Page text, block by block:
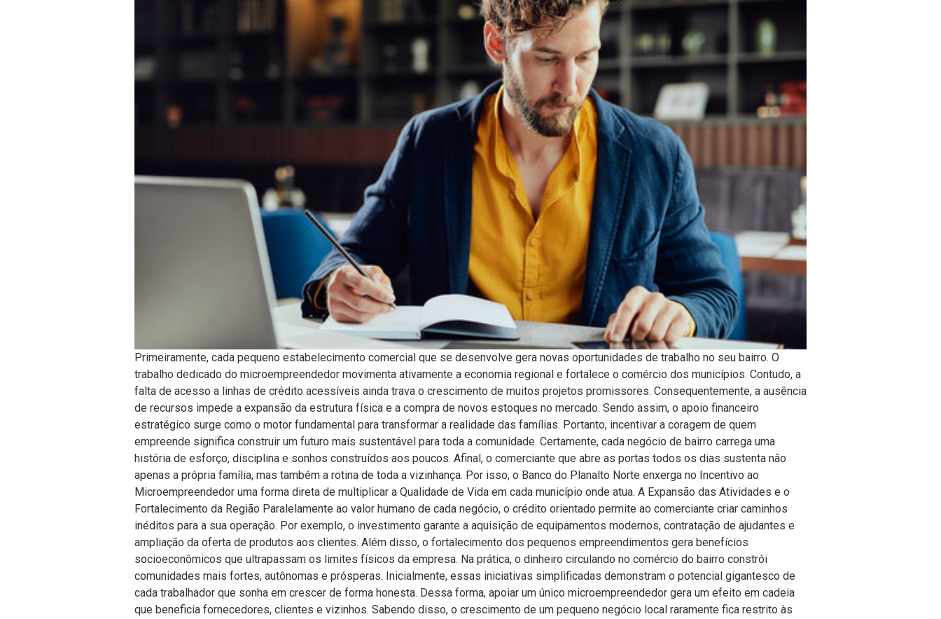
Primeiramente, cada pequeno estabelecimento comercial que se desenvolve gera novas oportunidades de trabalho no seu bairro. O
trabalho dedicado do microempreendedor movimenta ativamente a economia regional e fortalece o comércio dos municípios. Contudo, a
falta de acesso a linhas de crédito acessíveis ainda trava o crescimento de muitos projetos promissores. Consequentemente, a ausência
de recursos impede a expansão da estrutura física e a compra de novos estoques no mercado. Sendo assim, o apoio financeiro
estratégico surge como o motor fundamental para transformar a realidade das famílias. Portanto, incentivar a coragem de quem
empreende significa construir um futuro mais sustentável para toda a comunidade. Certamente, cada negócio de bairro carrega uma
história de esforço, disciplina e sonhos construídos aos poucos. Afinal, o comerciante que abre as portas todos os dias sustenta não
apenas a própria família, mas também a rotina de toda a vizinhança. Por isso, o Banco do Planalto Norte enxerga no Incentivo ao
Microempreendedor uma forma direta de multiplicar a Qualidade de Vida em cada município onde atua. A Expansão das Atividades e o
Fortalecimento da Região Paralelamente ao valor humano de cada negócio, o crédito orientado permite ao comerciante criar caminhos
inéditos para a sua operação. Por exemplo, o investimento garante a aquisição de equipamentos modernos, contratação de ajudantes e
ampliação da oferta de produtos aos clientes. Além disso, o fortalecimento dos pequenos empreendimentos gera benefícios
socioeconômicos que ultrapassam os limites físicos da empresa. Na prática, o dinheiro circulando no comércio do bairro constrói
comunidades mais fortes, autônomas e prósperas. Inicialmente, essas iniciativas simplificadas demonstram o potencial gigantesco de
cada trabalhador que sonha em crescer de forma honesta. Dessa forma, apoiar um único microempreendedor gera um efeito em cadeia
que beneficia fornecedores, clientes e vizinhos. Sabendo disso, o crescimento de um pequeno negócio local raramente fica restrito às